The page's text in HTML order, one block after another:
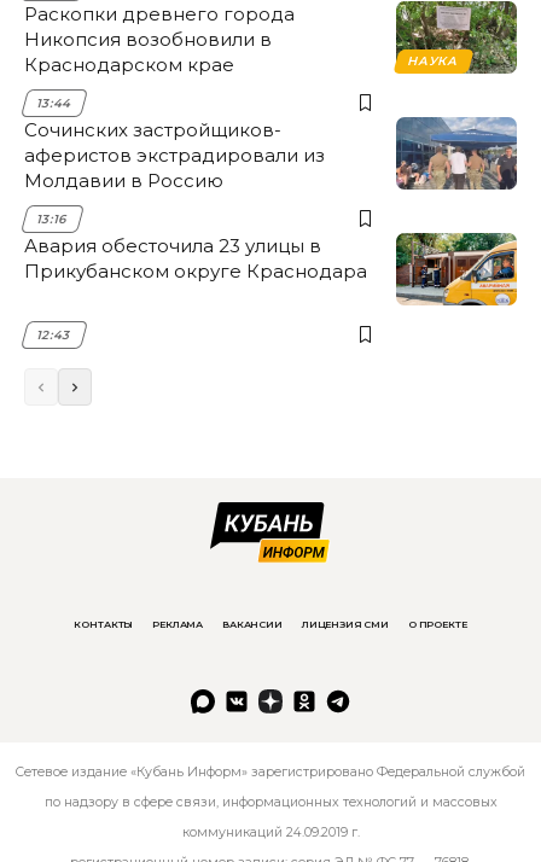
НАУКА
Раскопки древнего города
Никопсия возобновили в
Краснодарском крае
13:44
Сочинских застройщиков-
аферистов экстрадировали из
Молдавии в Россию
13:16
Авария обесточила 23 улицы в
Прикубанском округе Краснодара
12:43
КОНТАКТЫ РЕКЛАМА ВАКАНСИИ ЛИЦЕНЗИЯ СМИ О ПРОЕКТЕ
Сетевое издание «Кубань Информ» зарегистрировано Федеральной службой
по надзору в сфере связи, информационных технологий и массовых
коммуникаций 24.09.2019 г.